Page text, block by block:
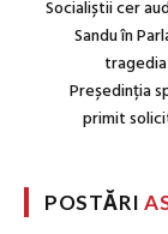
Socialiștii cer
Sandu în
tragedia
Președinția
primit
POSTĂRI